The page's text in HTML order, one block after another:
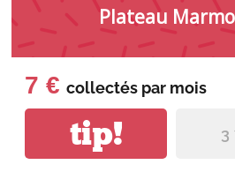
Plateau
7 € collectés par mois
tip! 3